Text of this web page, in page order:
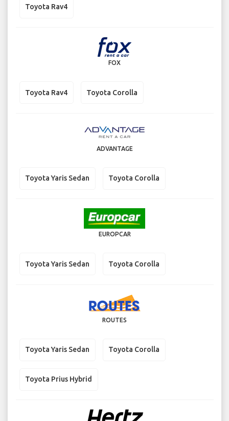
Toyota Rav4
FOX
Toyota Rav4 Toyota Corolla
ADVANTAGE
Toyota Yaris Sedan Toyota Corolla
EUROPCAR
Toyota Yaris Sedan Toyota Corolla
ROUTES
Toyota Yaris Sedan Toyota Corolla
Toyota Prius Hybrid